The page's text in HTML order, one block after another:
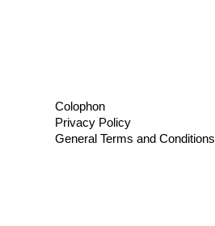
Colophon
Privacy Policy
General Terms and Conditions